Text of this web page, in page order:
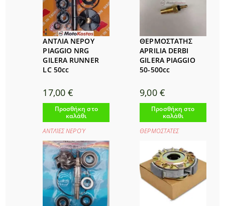
ΑΝΤΛΙΑ ΝΕΡΟΥ
PIAGGIO NRG
GILERA RUNNER
LC 50cc
17,00€
Προσθήκη στο
καλάθι
ΑΝΤΛΊΕΣ ΝΕΡΟΎ
ΘΕΡΜΟΣΤΑΤΗΣ
APRILIA DERBI
GILERA PIAGGIO
50-500cc
9,00 €
Προσθήκη στο
καλάθι
ΘΕΡΜΟΣΤΑΤΕΣ